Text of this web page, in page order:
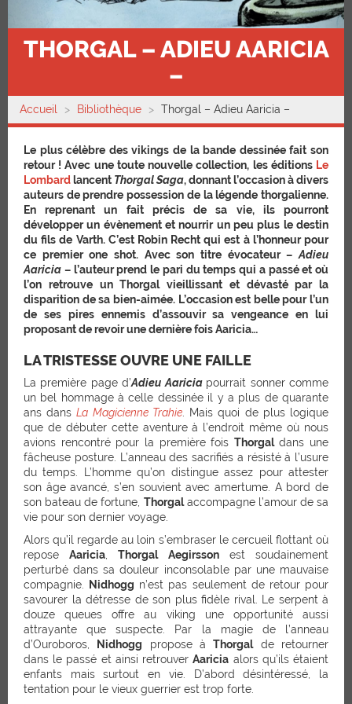
THORGAL – ADIEU AARICIA
–
Accueil Bibliothèque Thorgal – Adieu Aaricia –
Le plus célèbre des vikings de la bande dessinée fait son
retour ! Avec une toute nouvelle collection, les éditions Le
Lombard lancent Thorgal Saga, donnant l’occasion à divers
auteurs de prendre possession de la légende thorgalienne.
En reprenant un fait précis de sa vie, ils pourront
développer un évènement et nourrir un peu plus le destin
du fils de Varth. C’est Robin Recht qui est à l’honneur pour
ce premier one shot. Avec son titre évocateur – Adieu
Aaricia – l’auteur prend le pari du temps qui a passé et où
l’on retrouve un Thorgal vieillissant et dévasté par la
disparition de sa bien-aimée. L’occasion est belle pour l’un
de ses pires ennemis d’assouvir sa vengeance en lui
proposant de revoir une dernière fois Aaricia…
LA TRISTESSE OUVRE UNE FAILLE
La première page d’Adieu Aaricia pourrait sonner comme
un bel hommage à celle dessinée il y a plus de quarante
ans dansLa Magicienne Trahie. Mais quoi de plus logique
que de débuter cette aventure à l’endroit même où nous
avions rencontré pour la première fois Thorgaldans une
fâcheuse posture. L’anneau des sacrifiés a résisté à l’usure
du temps. L’homme qu’on distingue assez pour attester
son âge avancé, s’en souvient avec amertume. A bord de
son bateau de fortune, Thorgalaccompagne l’amour de sa
vie pour son dernier voyage.
Alors qu’il regarde au loin s’embraser le cercueil flottant où
reposeAaricia ,Thorgal Aegirssonest soudainement
perturbé dans sa douleur inconsolable par une mauvaise
compagnie.
Nidhogg n’est pas seulement de retour pour
savourer la détresse de son plus fidèle rival. Le serpent à
douze queues offre au viking une opportunité aussi
attrayante que suspecte. Par la magie de l’anneau
d’Ouroboros,
Nidhogg propose àThorgalde retourner
dans le passé et ainsi retrouverAaricia alors qu’ils étaient
enfants mais surtout en vie. D’abord désintéressé, la
tentation pour le vieux guerrier est trop forte.